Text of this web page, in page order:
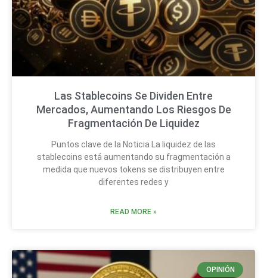
Las Stablecoins Se Dividen Entre
Mercados, Aumentando Los Riesgos De
Fragmentación De Liquidez
Puntos clave de la Noticia La liquidez de las
stablecoins está aumentando su fragmentación a
medida que nuevos tokens se distribuyen entre
diferentes redes y
READ MORE »
OPINIÓN